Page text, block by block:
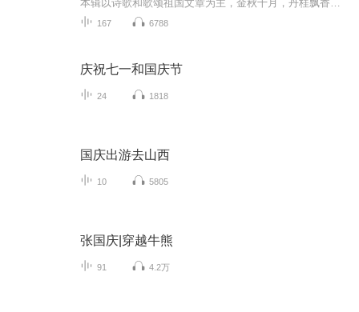
167 6788
庆祝七一和国庆节
24 1818
国庆出游去山西
10 5805
张国庆|穿越牛熊
91 4.2万